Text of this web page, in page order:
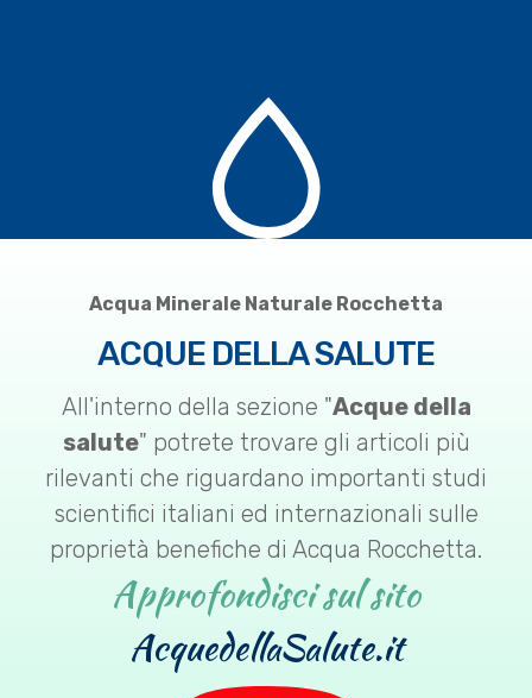
Acqua Minerale Naturale Rocchetta
ACQUE DELLA SALUTE
All'interno della sezione "Acque della
salute" potrete trovare gli articoli più
rilevanti che riguardano importanti studi
scientifici italiani ed internazionali sulle
proprietà benefiche di Acqua Rocchetta.
Approfondisci sul sito
AcquedellaSalute.it